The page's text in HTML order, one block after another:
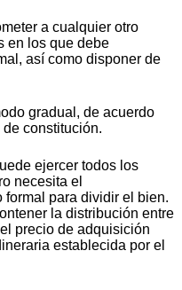
a cualquier otro
en los que debe
así como disponer de
gradual, de acuerdo
constitución.
ejercer todos los
necesita el
para dividir el bien.
la distribución entre
precio de adquisición
establecida por el